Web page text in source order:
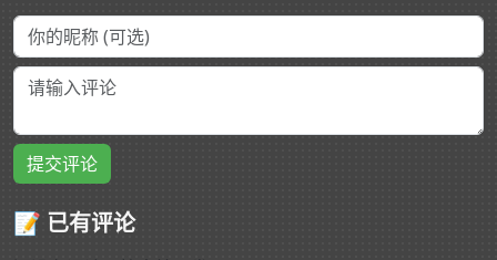
提交评论
📝 已有评论